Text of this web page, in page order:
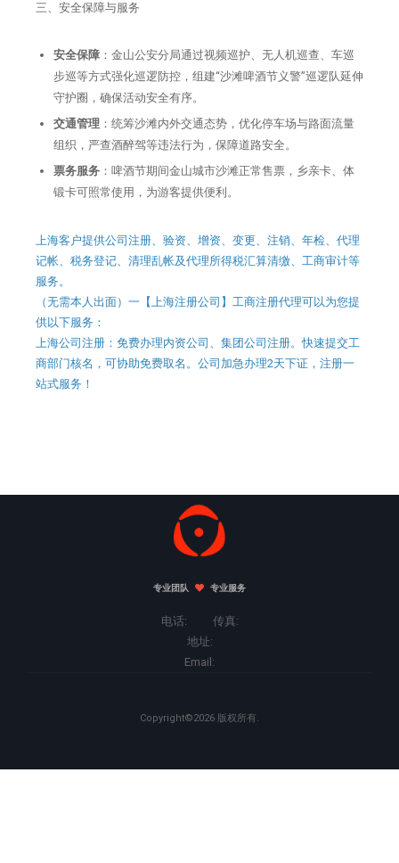
三、安全保障与服务
安全保障 ：金山公安分局通过视频巡护、无人机巡查、车巡
步巡等方式强化巡逻防控，组建“沙滩啤酒节义警”巡逻队延伸
守护圈，确保活动安全有序。
交通管理 ：统筹沙滩内外交通态势，优化停车场与路面流量
组织，严查酒醉驾等违法行为，保障道路安全。
票务服务 ：啤酒节期间金山城市沙滩正常售票，乡亲卡、体
锻卡可照常使用，为游客提供便利。
上海客户提供公司注册、验资、增资、变更、注销、年检、代理
记帐、税务登记、清理乱帐及代理所得税汇算清缴、工商审计等
服务。
（无需本人出面）一【上海注册公司】工商注册代理可以为您提
供以下服务：
上海公司注册：免费办理内资公司、集团公司注册。快速提交工
商部门核名，可协助免费取名。公司加急办理2天下证，注册一
站式服务！
专业团队 专业服务
电话: 传真:
地址:
Email:
Copyright©2026 版权所有.